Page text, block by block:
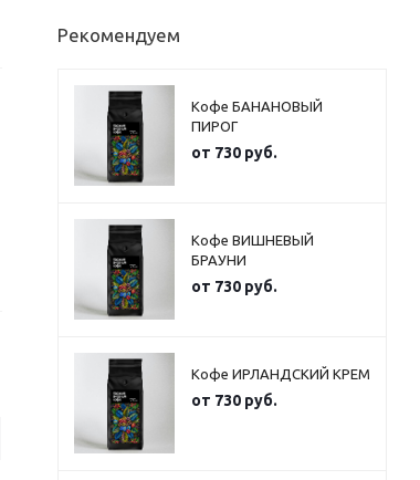
Рекомендуем
Кофе БАНАНОВЫЙ
ПИРОГ
от 730 руб.
Кофе ВИШНЕВЫЙ
БРАУНИ
от 730 руб.
Кофе ИРЛАНДСКИЙ КРЕМ
от 730 руб.